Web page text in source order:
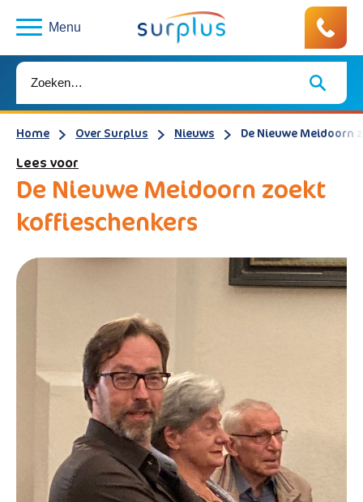
Menu
Home Over Surplus Nieuws De Nieuwe
Lees voor
De Nieuwe Meidoorn zoekt
koffieschenkers